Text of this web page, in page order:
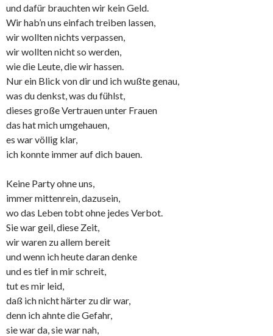
und dafür brauchten wir kein Geld.
Wir hab’n uns einfach treiben lassen,
wir wollten nichts verpassen,
wir wollten nicht so werden,
wie die Leute, die wir hassen.
Nur ein Blick von dir und ich wußte genau,
was du denkst, was du fühlst,
dieses große Vertrauen unter Frauen
das hat mich umgehauen,
es war völlig klar,
ich konnte immer auf dich bauen.
Keine Party ohne uns,
immer mittenrein, dazusein,
wo das Leben tobt ohne jedes Verbot.
Sie war geil, diese Zeit,
wir waren zu allem bereit
und wenn ich heute daran denke
und es tief in mir schreit,
tut es mir leid,
daß ich nicht härter zu dir war,
denn ich ahnte die Gefahr,
sie war da, sie war nah,